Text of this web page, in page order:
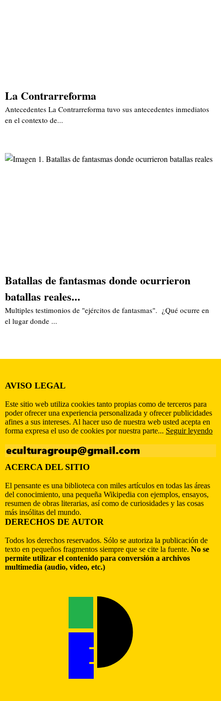
La Contrarreforma
Antecedentes La Contrarreforma tuvo sus antecedentes inmediatos
en el contexto de...
Batallas de fantasmas donde ocurrieron
batallas reales...
Multiples testimonios de "ejércitos de fantasmas". ¿Qué ocurre en
el lugar donde ...
AVISO LEGAL
Este sitio web utiliza cookies tanto propias como de terceros para
poder ofrecer una experiencia personalizada y ofrecer publicidades
afines a sus intereses. Al hacer uso de nuestra web usted acepta en
forma expresa el uso de cookies por nuestra parte... Seguir leyendo
ACERCA DEL SITIO
El pensante es una biblioteca con miles artículos en todas las áreas
del conocimiento, una pequeña Wikipedia con ejemplos, ensayos,
resumen de obras literarias, así como de curiosidades y las cosas
más insólitas del mundo.
DERECHOS DE AUTOR
Todos los derechos reservados. Sólo se autoriza la publicación de
texto en pequeños fragmentos siempre que se cite la fuente. No se
permite utilizar el contenido para conversión a archivos
multimedia (audio, video, etc.)